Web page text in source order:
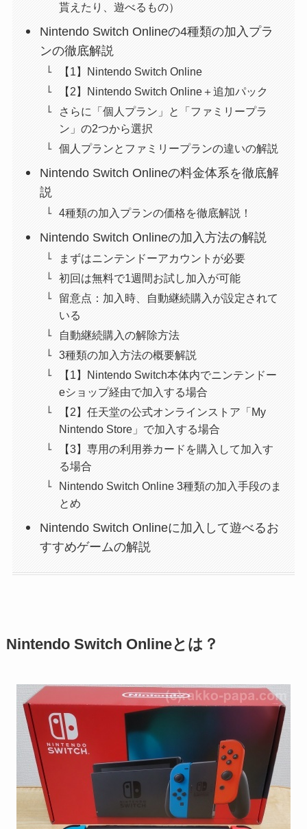
貰えたり、遊べるもの）
Nintendo Switch Onlineの4種類の加入プラ
ンの徹底解説
【1】Nintendo Switch Online
【2】Nintendo Switch Online＋追加パック
さらに「個人プラン」と「ファミリープラ
ン」の2つから選択
個人プランとファミリープランの違いの解説
Nintendo Switch Onlineの料金体系を徹底解
説
4種類の加入プランの価格を徹底解説！
Nintendo Switch Onlineの加入方法の解説
まずはニンテンドーアカウントが必要
初回は無料で1週間お試し加入が可能
留意点：加入時、自動継続購入が設定されて
いる
自動継続購入の解除方法
3種類の加入方法の概要解説
【1】Nintendo Switch本体内でニンテンドー
eショップ経由で加入する場合
【2】任天堂の公式オンラインストア「My
Nintendo Store」で加入する場合
【3】専用の利用券カードを購入して加入す
る場合
Nintendo Switch Online 3種類の加入手段のま
とめ
Nintendo Switch Onlineに加入して遊べるお
すすめゲームの解説
Nintendo Switch Onlineとは？